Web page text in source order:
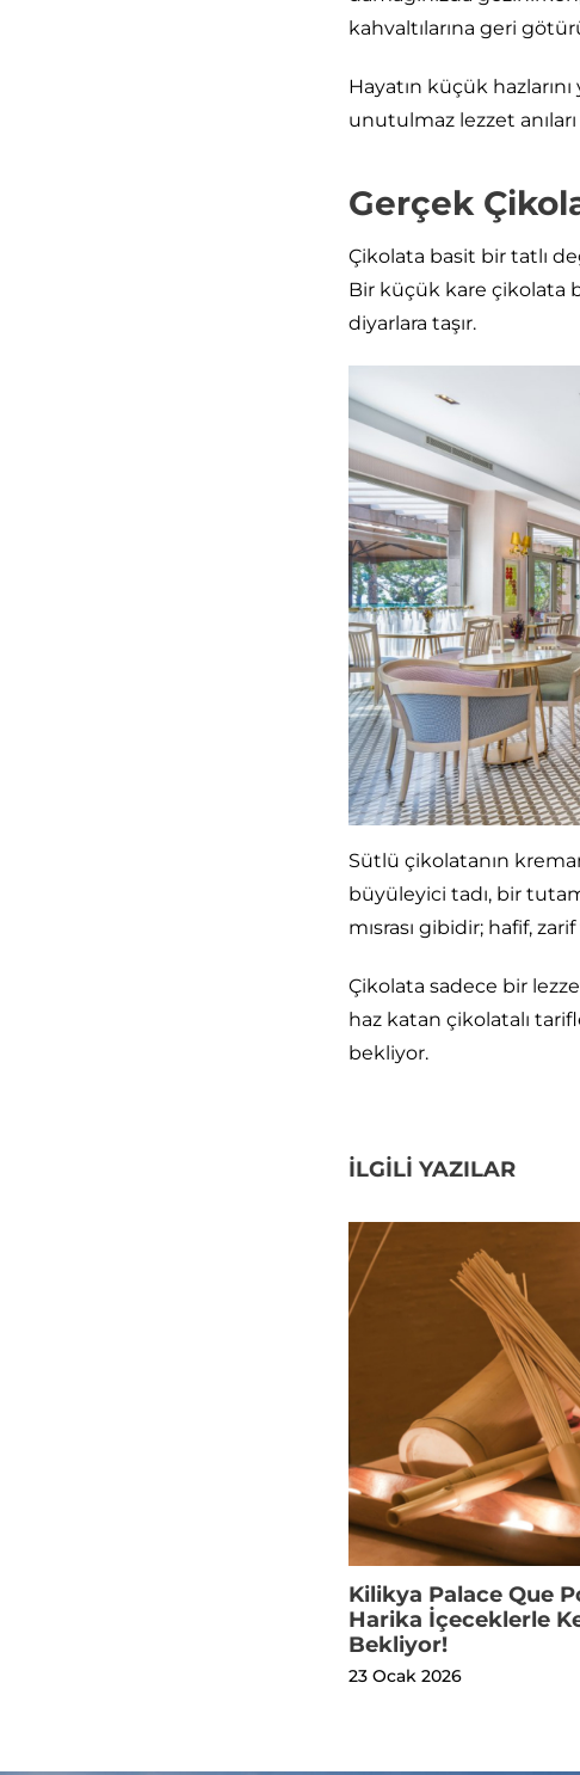
kahvaltılarına geri
Hayatın küçük
unutulmaz lezzet
Gerçek
Çikolata basit bir tatlı
Bir küçük kare çikolata
diyarlara taşır.
Sütlü çikolatanın
büyüleyici tadı, bir
mısrası gibidir; hafif,
Çikolata sadece bir
haz katan çikolatalı
bekliyor.
İLGILI YAZILAR
Kilikya Palace Que
Harika İçeceklerle
Bekliyor!
23 Ocak 2026